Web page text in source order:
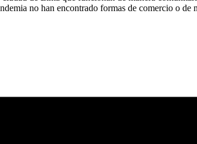
no han encontrado formas de comercio o de